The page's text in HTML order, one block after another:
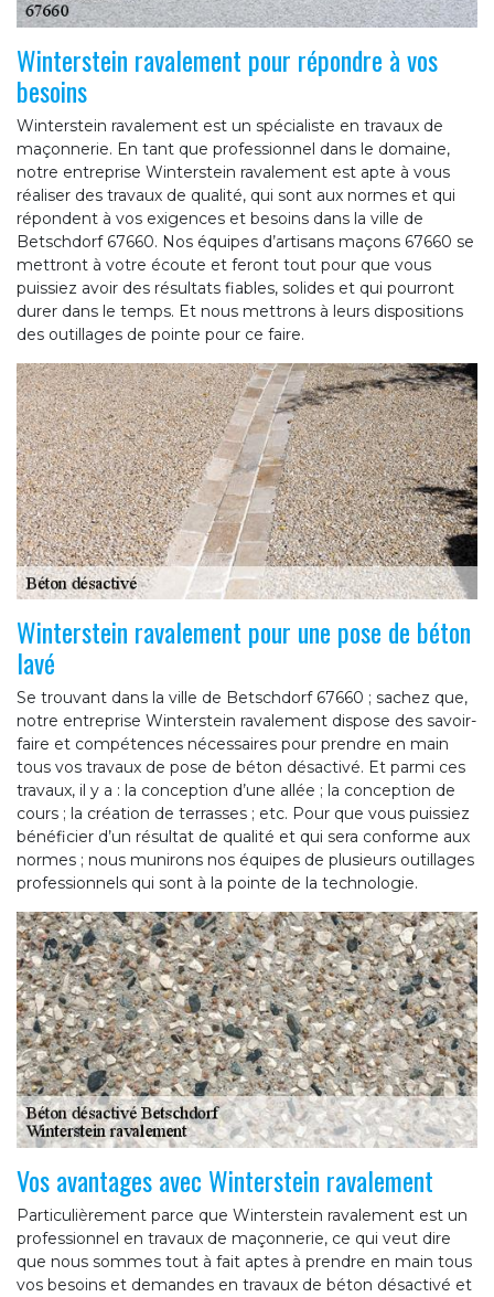
Winterstein ravalement pour répondre à vos
besoins
Winterstein ravalement est un spécialiste en travaux de
maçonnerie. En tant que professionnel dans le domaine,
notre entreprise Winterstein ravalement est apte à vous
réaliser des travaux de qualité, qui sont aux normes et qui
répondent à vos exigences et besoins dans la ville de
Betschdorf 67660. Nos équipes d’artisans maçons 67660 se
mettront à votre écoute et feront tout pour que vous
puissiez avoir des résultats fiables, solides et qui pourront
durer dans le temps. Et nous mettrons à leurs dispositions
des outillages de pointe pour ce faire.
Winterstein ravalement pour une pose de béton
lavé
Se trouvant dans la ville de Betschdorf 67660 ; sachez que,
notre entreprise Winterstein ravalement dispose des savoir-
faire et compétences nécessaires pour prendre en main
tous vos travaux de pose de béton désactivé. Et parmi ces
travaux, il y a : la conception d’une allée ; la conception de
cours ; la création de terrasses ; etc. Pour que vous puissiez
bénéficier d’un résultat de qualité et qui sera conforme aux
normes ; nous munirons nos équipes de plusieurs outillages
professionnels qui sont à la pointe de la technologie.
Vos avantages avec Winterstein ravalement
Particulièrement parce que Winterstein ravalement est un
professionnel en travaux de maçonnerie, ce qui veut dire
que nous sommes tout à fait aptes à prendre en main tous
vos besoins et demandes en travaux de béton désactivé et